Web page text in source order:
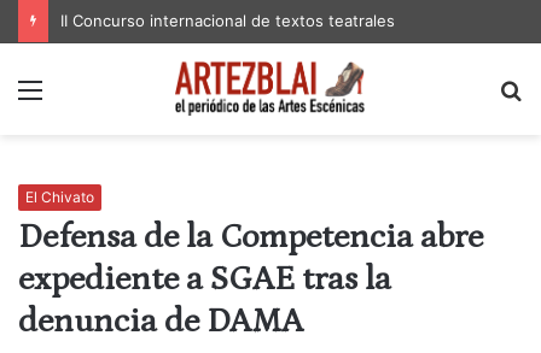
II Concurso internacional de textos teatrales
Menú
El Chivato
Defensa de la Competencia abre
expediente a SGAE tras la
denuncia de DAMA